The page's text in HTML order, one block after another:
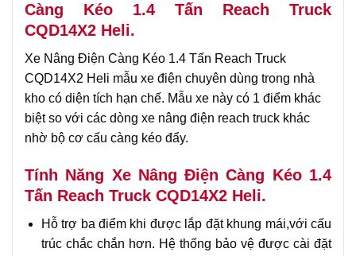
Càng Kéo 1.4 Tấn Reach Truck
CQD14X2 Heli.
Xe Nâng Điện Càng Kéo 1.4 Tấn Reach Truck
CQD14X2 Heli mẫu xe điện chuyên dùng trong nhà
kho có diện tích hạn chế. Mẫu xe này có 1 điểm khác
biệt so với các dòng xe nâng điện reach truck khác
nhờ bộ cơ cấu càng kéo đẩy.
Tính Năng Xe Nâng Điện Càng Kéo 1.4
Tấn Reach Truck CQD14X2 Heli.
Hỗ trợ ba điểm khi được lắp đặt khung mái,với cấu
trúc chắc chắn hơn. Hệ thống bảo vệ được cài đặt